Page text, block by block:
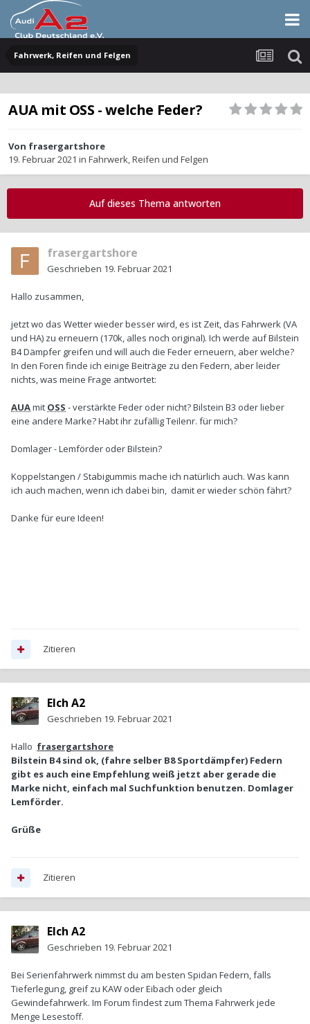
Fahrwerk, Reifen und Felgen
AUA mit OSS - welche Feder?
Von frasergartshore
19. Februar 2021 in Fahrwerk, Reifen und Felgen
Auf dieses Thema antworten
frasergartshore
Geschrieben 19. Februar 2021
Hallo zusammen,
jetzt wo das Wetter wieder besser wird, es ist Zeit, das Fahrwerk (VA
und HA) zu erneuern (170k, alles noch original). Ich werde auf Bilstein
B4 Dämpfer greifen und will auch die Feder erneuern, aber welche?
In den Foren finde ich einige Beiträge zu den Federn, aber leider
nichts, was meine Frage antwortet:
AUAmit OSS - verstärkte Feder oder nicht? Bilstein B3 oder lieber
eine andere Marke? Habt ihr zufällig Teilenr. für mich?
Domlager - Lemförder oder Bilstein?
Koppelstangen / Stabigummis mache ich natürlich auch. Was kann
ich auch machen, wenn ich dabei bin, damit er wieder schön fährt?
Danke für eure Ideen!
Zitieren
Elch A2
Geschrieben 19. Februar 2021
Hallo frasergartshore
Bilstein B4 sind ok, (fahre selber B8 Sportdämpfer) Federn
gibt es auch eine Empfehlung weiß jetzt aber gerade die
Marke nicht, einfach mal Suchfunktion benutzen. Domlager
Lemförder.
Grüße
Zitieren
Elch A2
Geschrieben 19. Februar 2021
Bei Serienfahrwerk nimmst du am besten Spidan Federn, falls
Tieferlegung, greif zu KAW oder Eibach oder gleich
Gewindefahrwerk. Im Forum findest zum Thema Fahrwerk jede
Menge Lesestoff.